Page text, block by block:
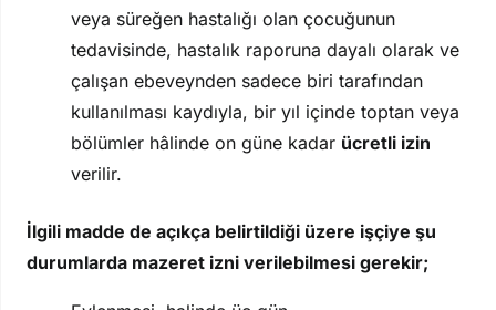
veya süreğen hastalığı olan çocuğunun
tedavisinde, hastalık raporuna dayalı olarak ve
çalışan ebeveynden sadece biri tarafından
kullanılması kaydıyla, bir yıl içinde toptan veya
bölümler hâlinde on güne kadar ücretli izin
verilir.
İlgili madde de açıkça belirtildiği üzere işçiye şu
durumlarda mazeret izni verilebilmesi gerekir;